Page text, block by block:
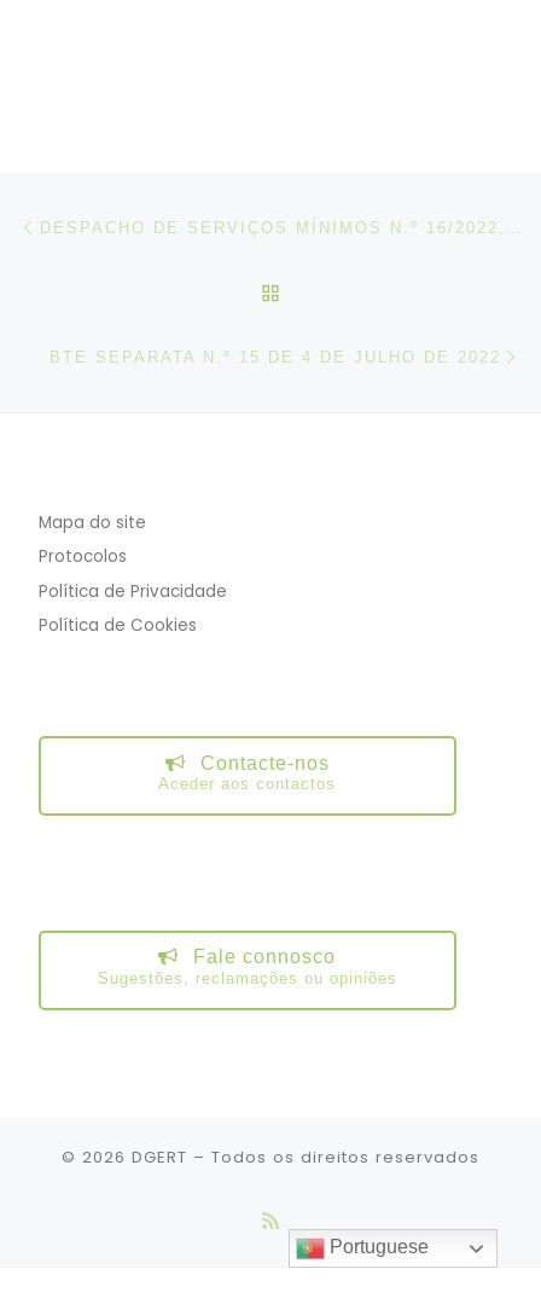
Post navigation
BTE SEPARATA N.º 15 DE 4 DE JULHO DE 2022
Mapa do site
Protocolos
Política de Privacidade
Política de Cookies
Contacte-nos
Aceder aos contactos
Fale connosco
Sugestões, reclamações ou opiniões
© 2026 DGERT – Todos os direitos reservados
Portuguese